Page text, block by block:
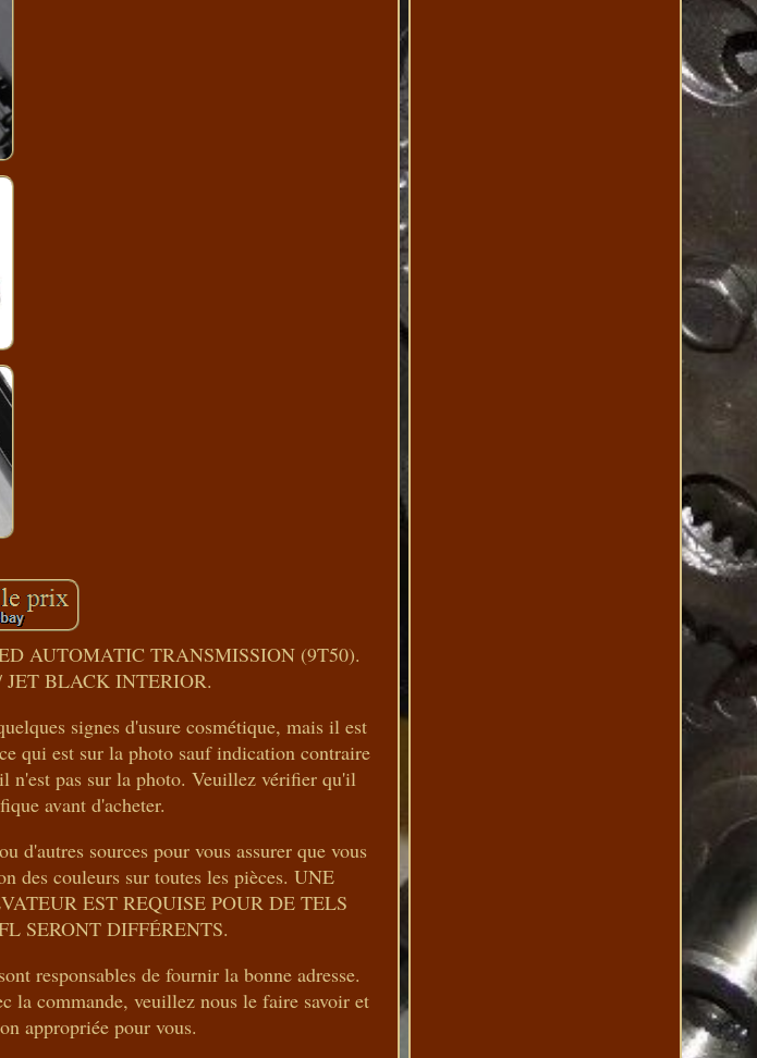
AUTOMATIC TRANSMISSION (9T50).
BLACK INTERIOR.
signes d'usure cosmétique, mais il est
qui est sur la photo sauf indication contraire
n'est pas sur la photo. Veuillez vérifier qu'il
avant d'acheter.
d'autres sources pour vous assurer que vous
des couleurs sur toutes les pièces. UNE
EST REQUISE POUR DE TELS
SERONT DIFFÉRENTS.
responsables de fournir la bonne adresse.
la commande, veuillez nous le faire savoir et
appropriée pour vous.